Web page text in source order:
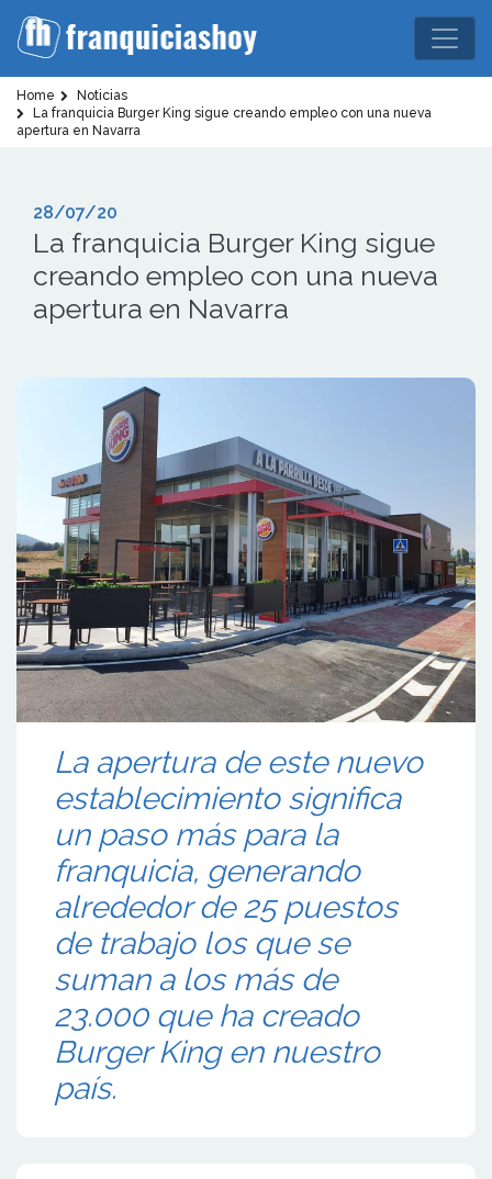
Home
Noticias
La franquicia Burger King sigue creando empleo con una nueva
apertura en Navarra
28/07/20
La franquicia Burger King sigue
creando empleo con una nueva
apertura en Navarra
La apertura de este nuevo
establecimiento significa
un paso más para la
franquicia, generando
alrededor de 25 puestos
de trabajo los que se
suman a los más de
23.000 que ha creado
Burger King en nuestro
país.